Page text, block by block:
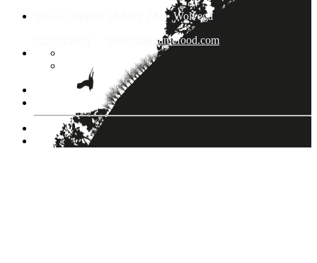
Yakso • Oppers 58 8471 ZM • Wolvega
info@fzorganicfood.com